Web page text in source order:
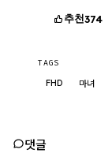
추천374
TAGS
FHD 마녀
댓글